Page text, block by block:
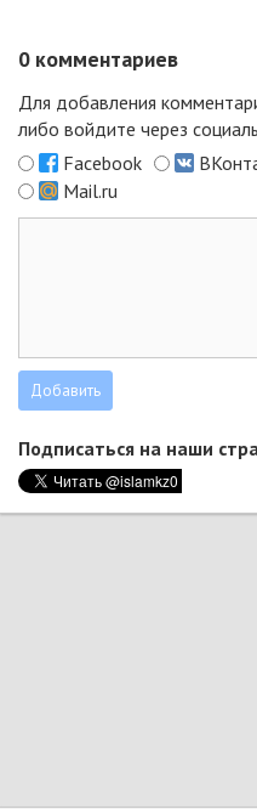
0 комментариев
Для добавления
либо войдите через
Facebook
Mail.ru
Подписаться на наши